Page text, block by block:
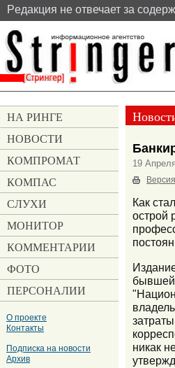
Pедакция не отвечает за
19
Как
острой
бывшей
никак
НА РИНГЕ
НОВОСТИ
КОМПРОМАТ
КОМПАС
СЛУХИ
МОНИТОР
КОММЕНТАРИИ
ФОТО
ПЕРСОНАЛИИ
О проекте
Контакты
Подписка на новости
Архив